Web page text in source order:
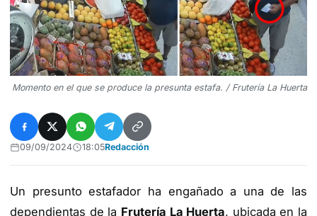
Momento en el que se produce la presunta estafa. / Frutería La Huerta
09/09/2024 18:05Redacción
Un presunto estafador ha engañado a una de las
dependientas de la Frutería La Huerta, ubicada en la